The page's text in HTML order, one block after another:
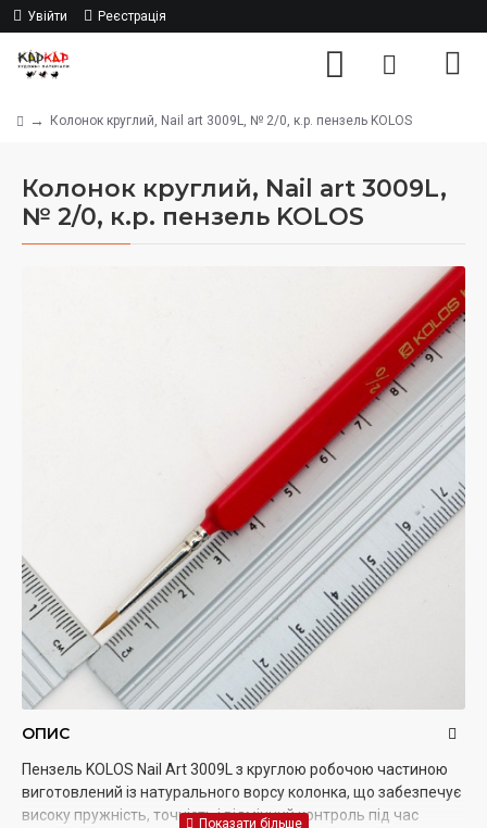
Увійти Реєстрація
Колонок круглий, Nail art 3009L, № 2/0, к.р. пензель KOLOS
Колонок круглий, Nail art 3009L,
№ 2/0, к.р. пензель KOLOS
ОПИС
Пензель KOLOS Nail Art 3009L з круглою робочою частиною
виготовлений із натурального ворсу колонка, що забезпечує
високу пружність, точність і відмінний контроль під час